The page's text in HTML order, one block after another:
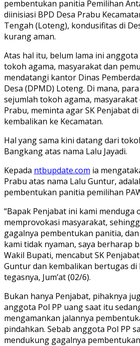
pembentukan panitia Pemilihan
diinisiasi BPD Desa Prabu
Tengah (Loteng), kondusifitas di
kurang aman.
Atas hal itu, belum lama ini anggota
tokoh agama, masyarakat dan
mendatangi kantor Dinas
Desa (DPMD) Loteng. Di mana,
sejumlah tokoh agama, masyarakat
Prabu, meminta agar SK Penjabat
kembalikan ke Kecamatan.
Hal yang sama kini datang dari
Bangkang atas nama Lalu Jayadi.
Kepada ntbupdate.com ia
Prabu atas nama Lalu Guntur,
pembentukan panitia pemilihan
“Bapak Penjabat ini kami menduga
memprovokasi masyarakat,
gagalnya pembentukan panitia,
kami tidak nyaman, saya berharap
Wakil Bupati, mencabut SK
Guntur dan kembalikan bertugas di
tegasnya, Jum’at (02/6).
Bukan hanya Penjabat, pihaknya
anggota Pol PP uang saat itu
mengamankan jalannya
pindahkan. Sebab anggota Pol PP
mendukung gagalnya